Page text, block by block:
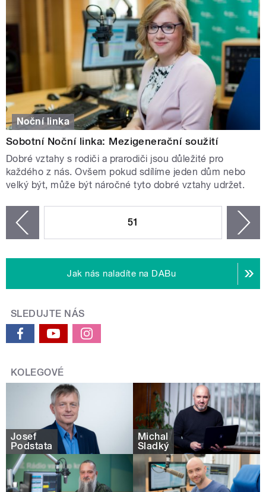
Noční linka
Sobotní Noční linka: Mezigenerační soužití
Dobré vztahy s rodiči a prarodiči jsou důležité pro
každého z nás. Ovšem pokud sdílíme jeden dům nebo
velký být, může být náročné tyto dobré vztahy udržet.
51
Jak nás naladíte na DABu
SLEDUJTE NÁS
KOLEGOVÉ
Josef
Podstata
Michal
Sladký